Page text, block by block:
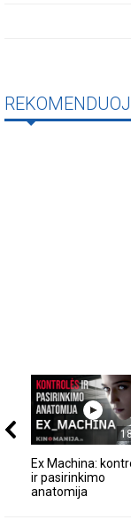
Ex Machina:
ir pasirinkimo
anatomija